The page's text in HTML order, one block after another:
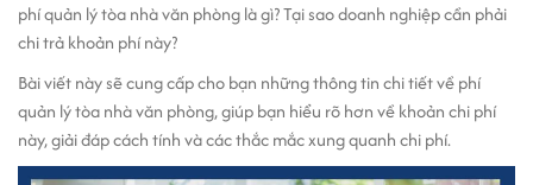
phí quản lý tòa nhà văn phòng là gì? Tại sao doanh nghiệp cần phải
chi trả khoản phí này?
Bài viết này sẽ cung cấp cho bạn những thông tin chi tiết về phí
quản lý tòa nhà văn phòng, giúp bạn hiểu rõ hơn về khoản chi phí
này, giải đáp cách tính và các thắc mắc xung quanh chi phí.